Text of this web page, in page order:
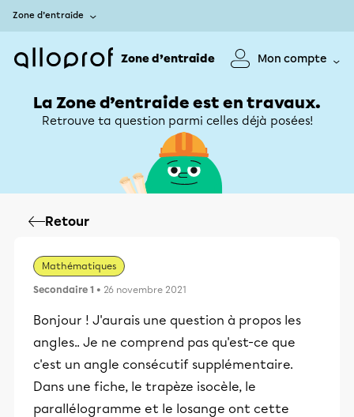
Zone d’entraide
Zone d’entraide Mon compte
La Zone d’entraide est en travaux.
Retrouve ta question parmi celles déjà posées!
Retour
Mathématiques
Secondaire 1 • 26 novembre 2021
Bonjour ! J'aurais une question à propos les
angles.. Je ne comprend pas qu'est-ce que
c'est un angle consécutif supplémentaire.
Dans une fiche, le trapèze isocèle, le
parallélogramme et le losange ont cette